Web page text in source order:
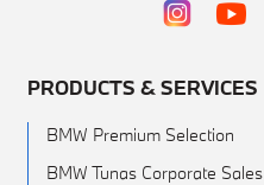
PRODUCTS & SERVICES
BMW Premium Selection
BMW Tunas Corporate Sales